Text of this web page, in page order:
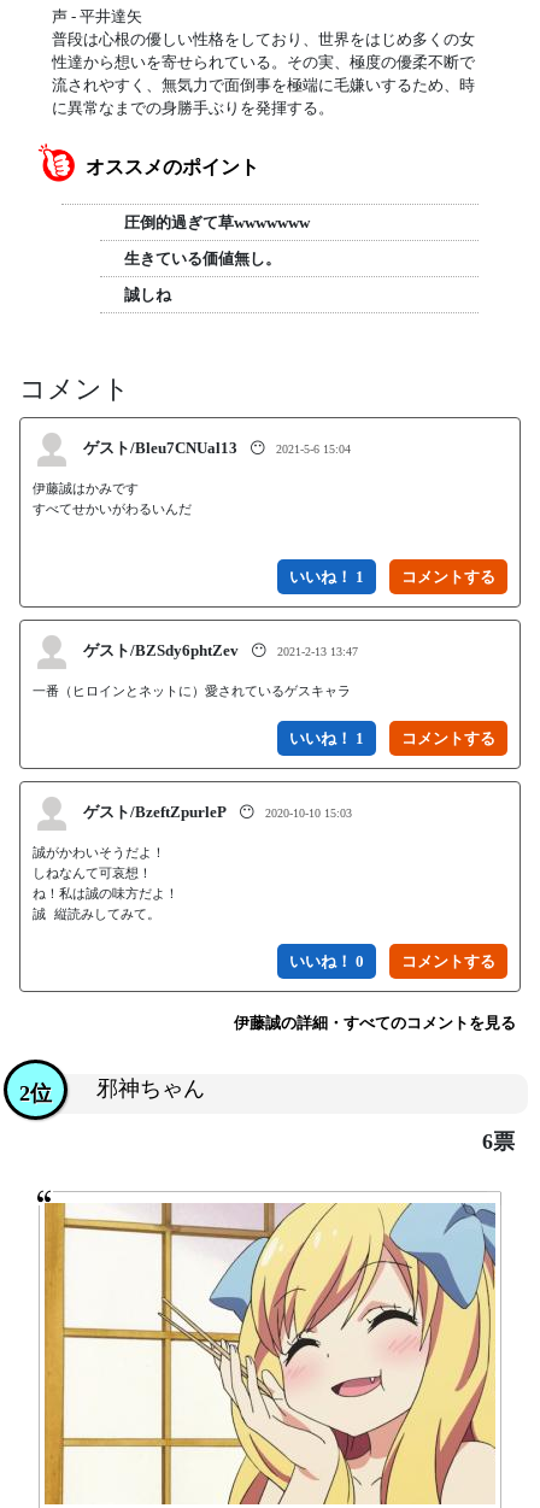
声 - 平井達矢
普段は心根の優しい性格をしており、世界をはじめ多くの女
性達から想いを寄せられている。その実、極度の優柔不断で
流されやすく、無気力で面倒事を極端に毛嫌いするため、時
に異常なまでの身勝手ぶりを発揮する。
オススメのポイント
圧倒的過ぎて草wwwwwww
生きている価値無し。
誠しね
コメント
ゲスト/Bleu7CNUal13 😶 2021-5-6 15:04
伊藤誠はかみです
すべてせかいがわるいんだ
いいね！ 1
ゲスト/BZSdy6phtZev 😶 2021-2-13 13:47
一番（ヒロインとネットに）愛されているゲスキャラ
いいね！ 1
ゲスト/BzeftZpurleP 😶 2020-10-10 15:03
誠がかわいそうだよ！
しねなんて可哀想！
ね！私は誠の味方だよ！
誠 縦読みしてみて。
いいね！ 0
伊藤誠の詳細・すべてのコメントを見る
邪神ちゃん
2位
6票